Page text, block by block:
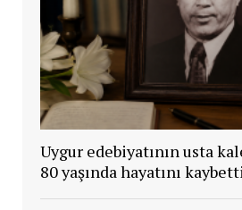
Uygur edebiyatının usta
80 yaşında hayatını